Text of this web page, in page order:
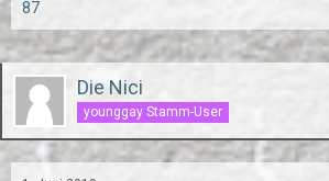
87
Die Nici
younggay Stamm-User